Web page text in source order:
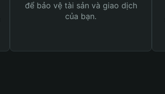
để bảo vệ tài sản và giao dịch
của bạn.